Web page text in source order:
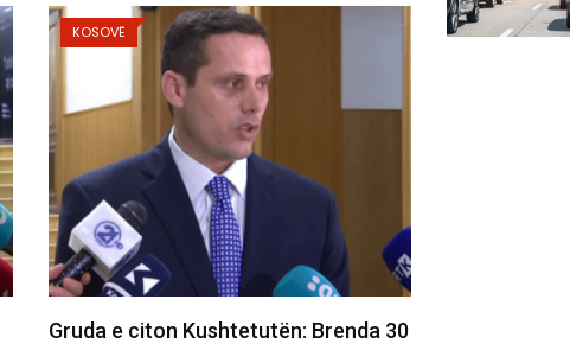
KOSOVË
Dimal Basha: Kush kërkon konstituim
KOSOVË